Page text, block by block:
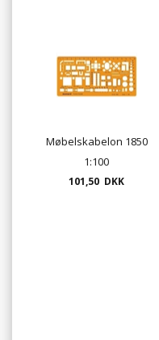
Møbelskabelon 1850
1:100
101,50 DKK